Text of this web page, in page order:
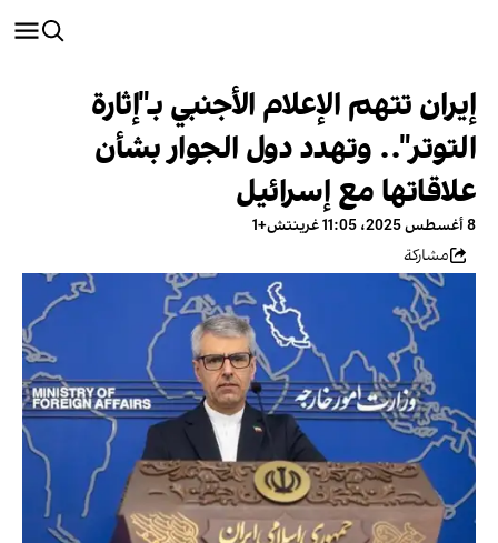
إيران تتهم الإعلام الأجنبي بـ"إثارة
التوتر".. وتهدد دول الجوار بشأن
علاقاتها مع إسرائيل
8 أغسطس 2025، 11:05 غرينتش+1
مشاركة